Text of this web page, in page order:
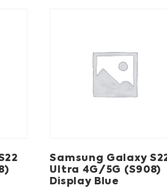
Samsung Galaxy
Ultra 4G/5G (S908)
Display Blue